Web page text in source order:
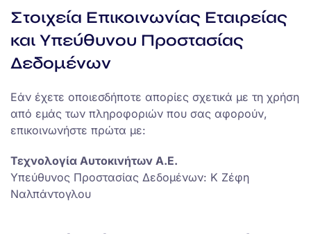
Στοιχεία Επικοινωνίας Εταιρείας
και Υπεύθυνου Προστασίας
Δεδομένων
Εάν έχετε οποιεσδήποτε απορίες σχετικά με τη χρήση
από εμάς των πληροφοριών που σας αφορούν,
επικοινωνήστε πρώτα με:
Τεχνολογία Αυτοκινήτων Α.Ε.
Υπεύθυνος Προστασίας Δεδομένων: Κ Ζέφη
Ναλπάντογλου